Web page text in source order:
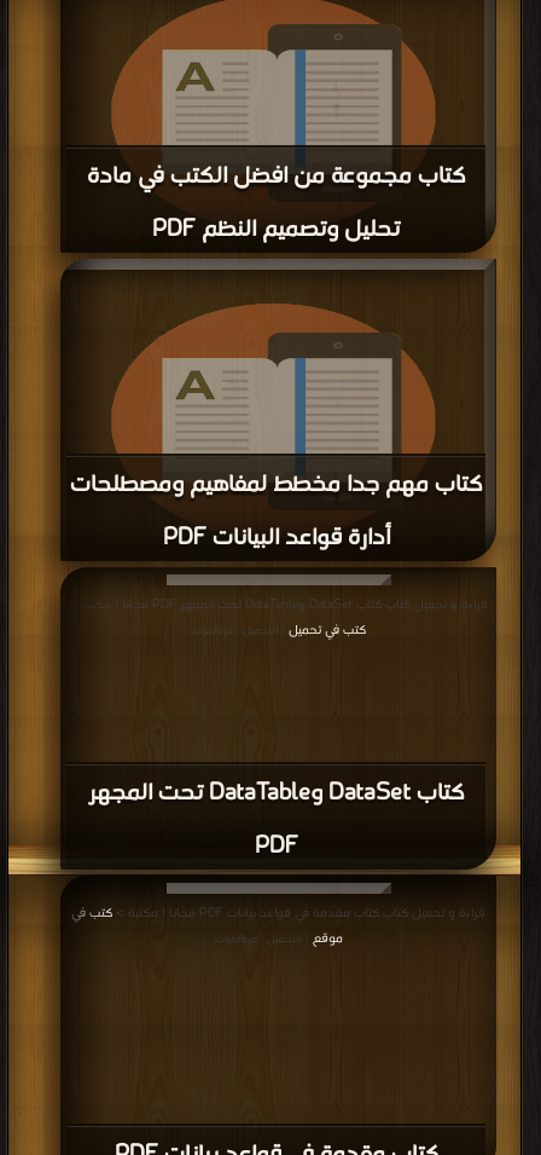
كتاب مايكروسوفت اكسس 2010 PDF
كتاب برمجة قواعد البيانات باستخدام جافا
PDF
قراءة و تحميل كتاب كتاب برمجة قواعد البيانات باستخدام جافا PDF مجانا | مكتبة >
كتب في | التحميل : مرة/مرات
Systems part 2-3-5-7 PDF
قراءة و تحميل كتاب كتاب Fundamentals of Database Systems part 2-3-5-7
كتب في تحميل
كتب في موقع
قراءة و تحميل كتاب كتاب أوامر التنظيف PDF مجانا | مكتبة >
كتب في Download